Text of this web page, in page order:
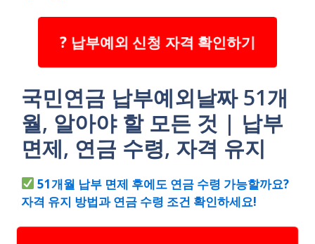
? 납부예외 신청 자격 확인하기
국민연금 납부예외날짜 51개
월, 알아야 할 모든 것 | 납부
면제, 연금 수령, 자격 유지
51개월 납부 면제 후에도 연금 수령 가능할까요?
자격 유지 방법과 연금 수령 조건 확인하세요!